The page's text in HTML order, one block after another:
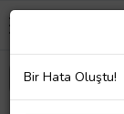
Bir Hata Oluştu!